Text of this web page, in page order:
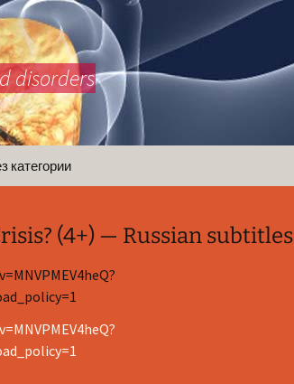
disorders
категории
(4+) — Russian subtitles